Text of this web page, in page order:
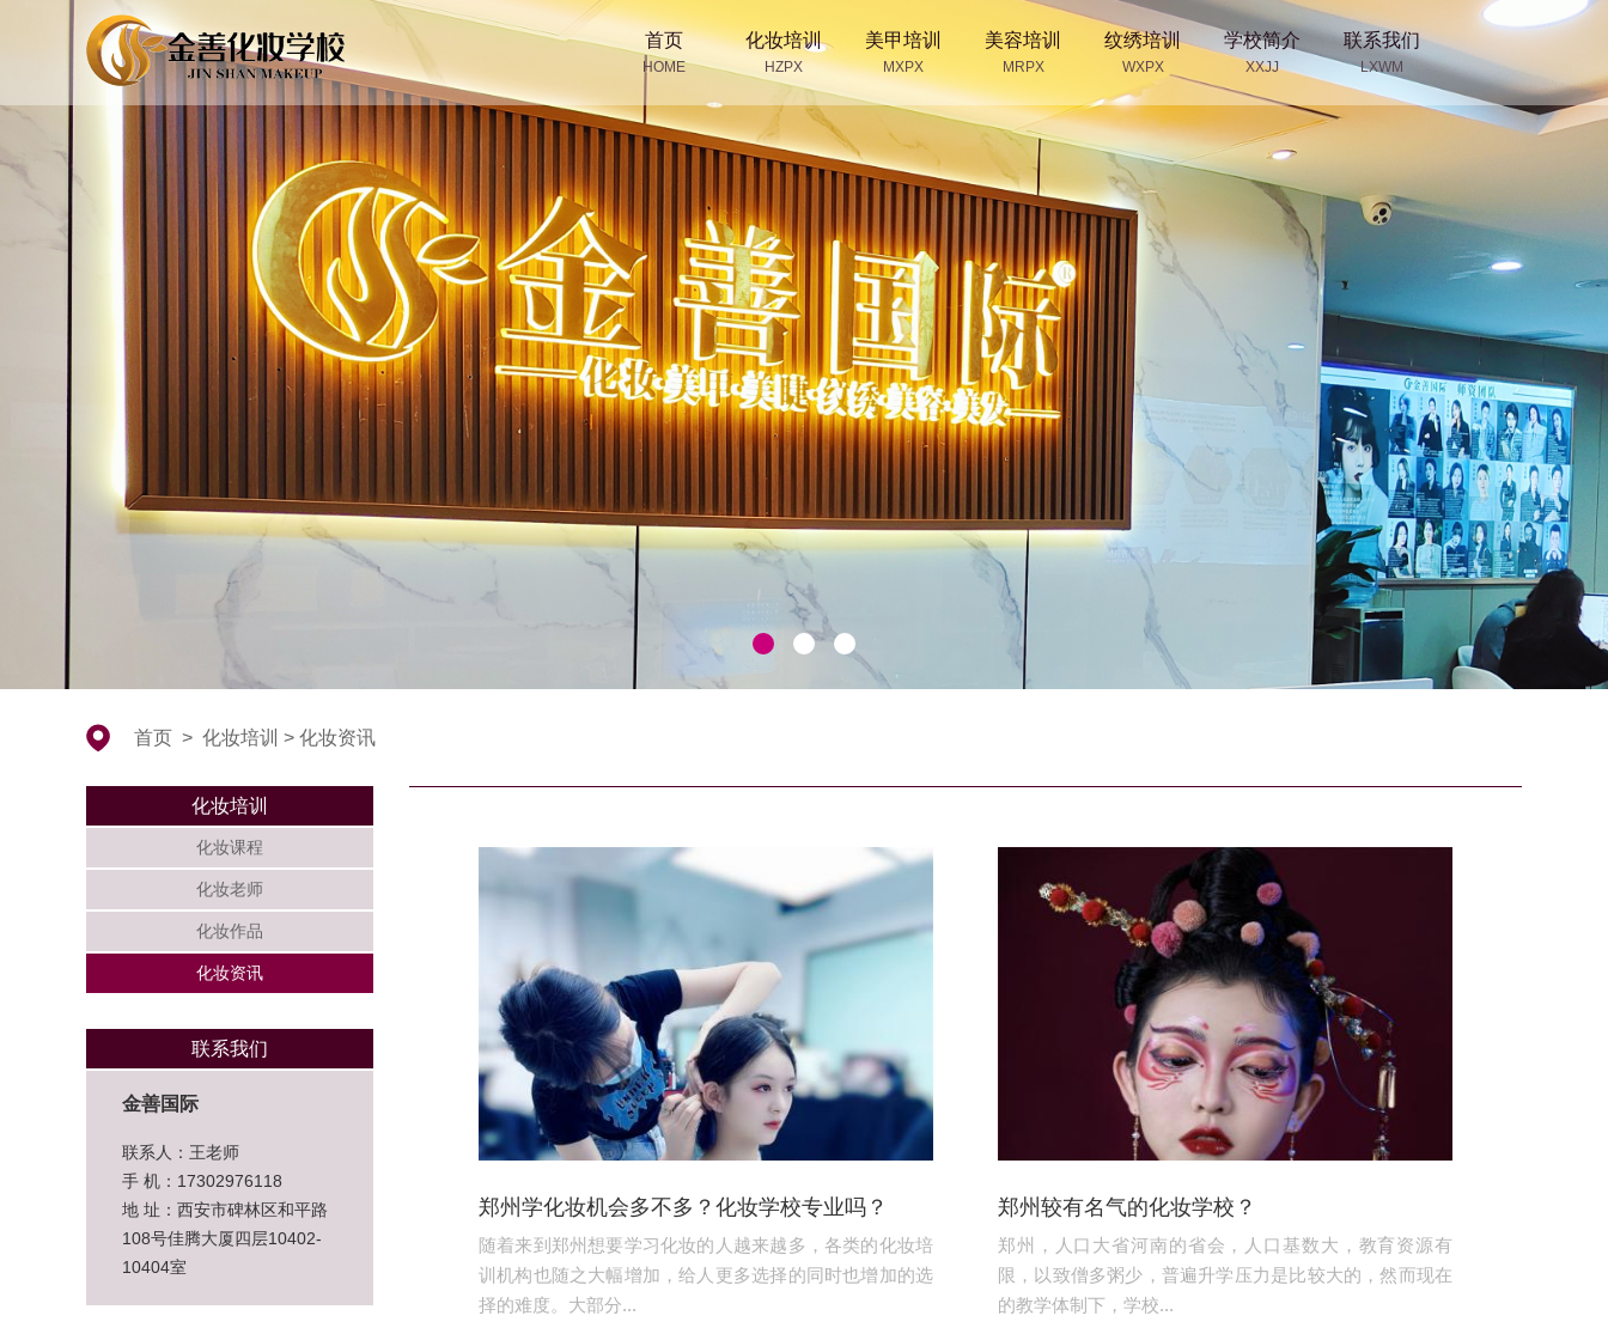
首页
HOME
化妆培训
HZPX
美甲培训
MXPX
美容培训
MRPX
纹绣培训
WXPX
学校简介
XXJJ
联系我们
LXWM
首页 > 化妆培训 > 化妆资讯
化妆培训
化妆课程
化妆老师
化妆作品
化妆资讯
联系我们
金善国际
联系人：王老师
手 机：17302976118
地 址：西安市碑林区和平路
108号佳腾大厦四层10402-
10404室
郑州学化妆机会多不多？化妆学校专业吗？
随着来到郑州想要学习化妆的人越来越多，各类的化妆培
训机构也随之大幅增加，给人更多选择的同时也增加的选
择的难度。大部分...
郑州较有名气的化妆学校？
郑州，人口大省河南的省会，人口基数大，教育资源有
限，以致僧多粥少，普遍升学压力是比较大的，然而现在
的教学体制下，学校...